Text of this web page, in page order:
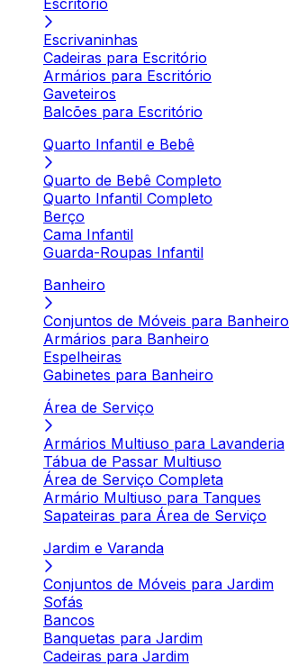
Escritório
Escrivaninhas
Cadeiras para Escritório
Armários para Escritório
Gaveteiros
Balcões para Escritório
Quarto Infantil e Bebê
Quarto de Bebê Completo
Quarto Infantil Completo
Berço
Cama Infantil
Guarda-Roupas Infantil
Banheiro
Conjuntos de Móveis para Banheiro
Armários para Banheiro
Espelheiras
Gabinetes para Banheiro
Área de Serviço
Armários Multiuso para Lavanderia
Tábua de Passar Multiuso
Área de Serviço Completa
Armário Multiuso para Tanques
Sapateiras para Área de Serviço
Jardim e Varanda
Conjuntos de Móveis para Jardim
Sofás
Bancos
Banquetas para Jardim
Cadeiras para Jardim